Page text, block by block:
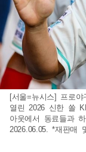
[서울=뉴시스] 프로
열린 2026 신한 쏠
아웃에서 동료들과
2026.06.05. *재판매